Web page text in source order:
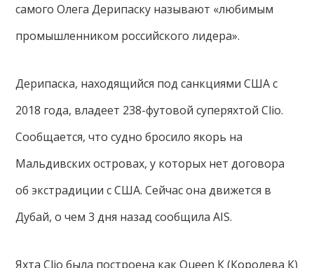
самого Олега Дерипаску называют «любимым
промышленником российского лидера».
Дерипаска, находящийся под санкциями США с
2018 года, владеет 238-футовой суперяхтой Clio.
Сообщается, что судно бросило якорь на
Мальдивских островах, у которых нет договора
об экстрадиции с США. Сейчас она движется в
Дубай, о чем 3 дня назад сообщила AIS.
Яхта Clio была построена как Queen К (Королева К)